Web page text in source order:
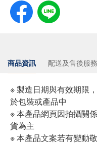
商品資訊 配送及售後服
※ 製造日期與有效期限
於包裝或產品中
※ 本產品網頁因拍攝關
貨為主
※ 本產品文案若有變動